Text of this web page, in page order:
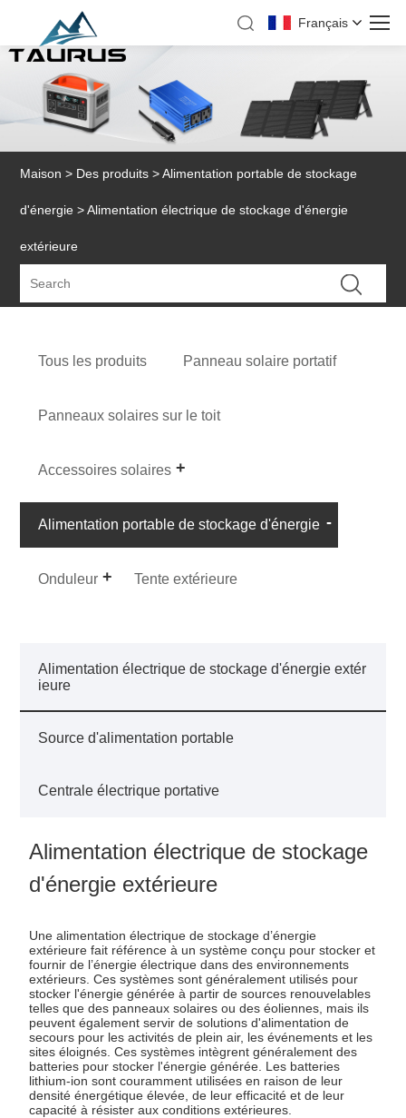
Français
Maison > Des produits >Alimentation portable de stockage
d'énergie > Alimentation électrique de stockage d'énergie
extérieure
Tous les produits Panneau solaire portatif
Panneaux solaires sur le toit
Accessoires solaires
Alimentation portable de stockage d'énergie
Onduleur Tente extérieure
Alimentation électrique de stockage d'énergie extér
ieure
Source d'alimentation portable
Centrale électrique portative
Alimentation électrique de stockage
d'énergie extérieure
Une alimentation électrique de stockage d’énergie
extérieure fait référence à un système conçu pour stocker et
fournir de l’énergie électrique dans des environnements
extérieurs. Ces systèmes sont généralement utilisés pour
stocker l'énergie générée à partir de sources renouvelables
telles que des panneaux solaires ou des éoliennes, mais ils
peuvent également servir de solutions d'alimentation de
secours pour les activités de plein air, les événements et les
sites éloignés. Ces systèmes intègrent généralement des
batteries pour stocker l'énergie générée. Les batteries
lithium-ion sont couramment utilisées en raison de leur
densité énergétique élevée, de leur efficacité et de leur
capacité à résister aux conditions extérieures.